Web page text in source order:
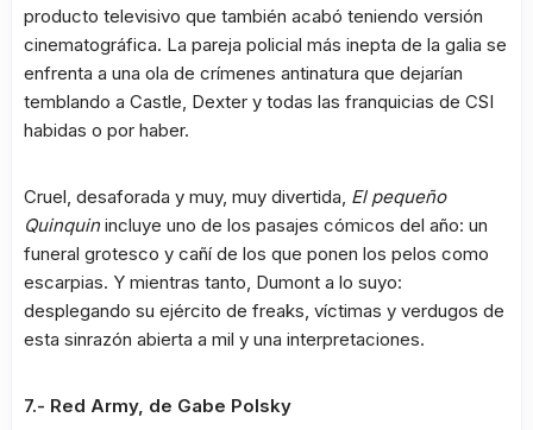
producto televisivo que también acabó teniendo versión
cinematográfica. La pareja policial más inepta de la galia se
enfrenta a una ola de crímenes antinatura que dejarían
temblando a Castle, Dexter y todas las franquicias de CSI
habidas o por haber.
Cruel, desaforada y muy, muy divertida, El pequeño
Quinquinincluye uno de los pasajes cómicos del año: un
funeral grotesco y cañí de los que ponen los pelos como
escarpias. Y mientras tanto, Dumont a lo suyo:
desplegando su ejército de freaks, víctimas y verdugos de
esta sinrazón abierta a mil y una interpretaciones.
7.- Red Army, de Gabe Polsky